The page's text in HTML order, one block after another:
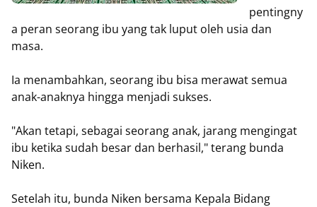
pentingny
a peran seorang ibu yang tak luput oleh usia dan
masa.
Ia menambahkan, seorang ibu bisa merawat semua
anak-anaknya hingga menjadi sukses.
"Akan tetapi, sebagai seorang anak, jarang mengingat
ibu ketika sudah besar dan berhasil," terang bunda
Niken.
Setelah itu, bunda Niken bersama Kepala Bidang